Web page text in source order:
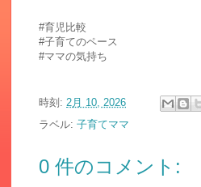
#育児比較
#子育てのペース
#ママの気持ち
時刻: 2月 10, 2026
ラベル: 子育てママ
0 件のコメント: